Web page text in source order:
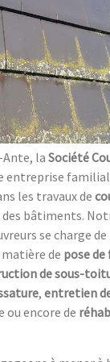
Ante, la Société
entreprise
les travaux de
des bâtiments.
se charge
de pose
de sous-
, entretien
encore de